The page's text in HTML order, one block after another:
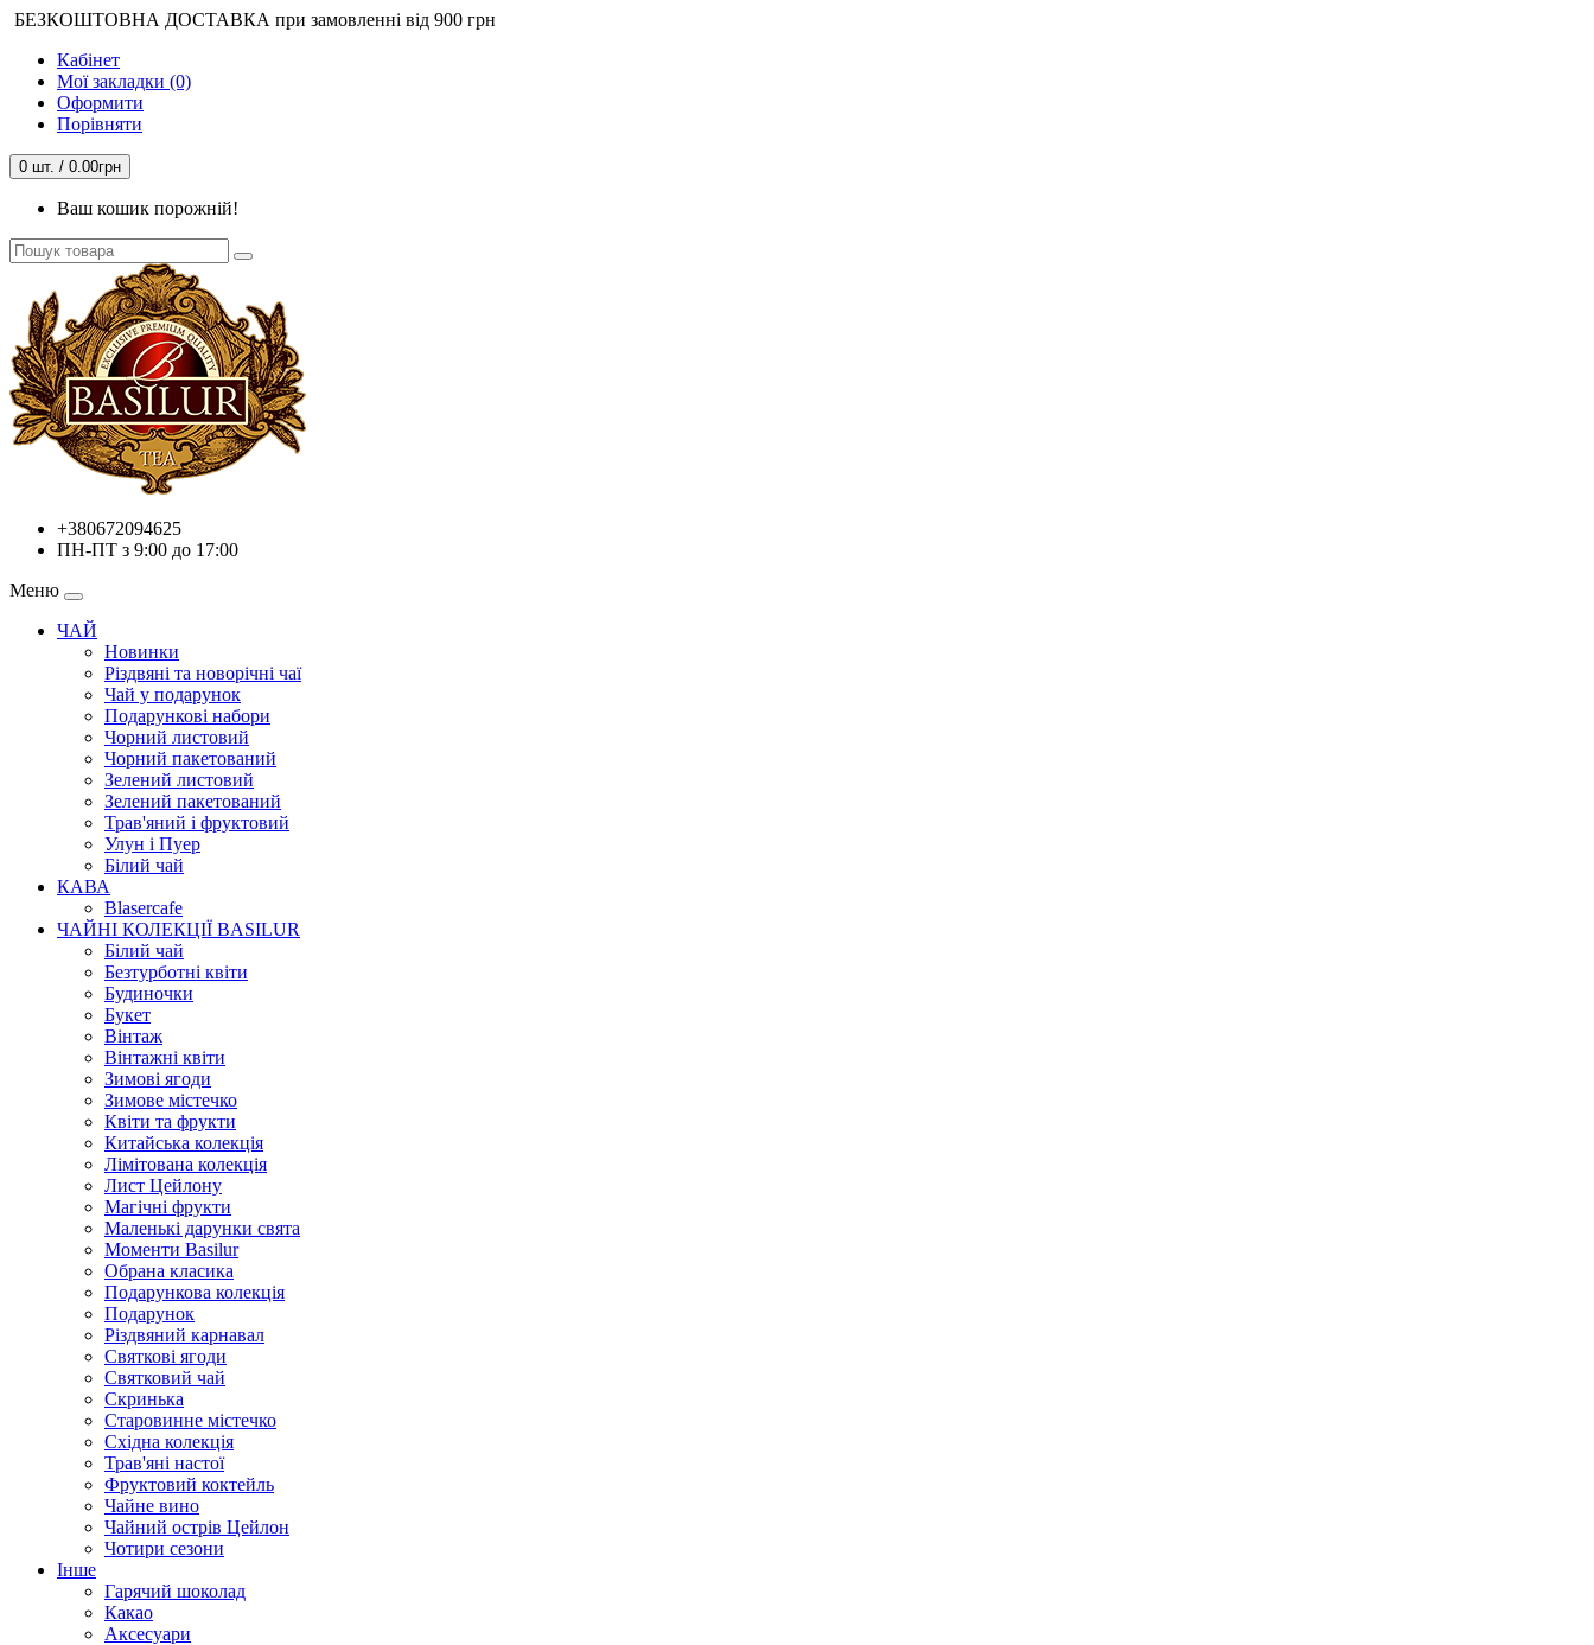
БЕЗКОШТОВНА ДОСТАВКА при замовленні від 900 грн
Кабінет
Мої закладки (0)
Оформити
Порівняти
0 шт. / 0.00грн
Ваш кошик порожній!
+380672094625
ПН-ПТ з 9:00 до 17:00
Меню
ЧАЙ
Новинки
Різдвяні та новорічні чаї
Чай у подарунок
Подарункові набори
Чорний листовий
Чорний пакетований
Зелений листовий
Зелений пакетований
Трав'яний і фруктовий
Улун і Пуер
Білий чай
КАВА
Blasercafe
ЧАЙНІ КОЛЕКЦІЇ BASILUR
Білий чай
Безтурботні квіти
Будиночки
Букет
Вінтаж
Вінтажні квіти
Зимові ягоди
Зимове містечко
Квіти та фрукти
Китайська колекція
Лімітована колекція
Лист Цейлону
Магічні фрукти
Маленькі дарунки свята
Моменти Basilur
Обрана класика
Подарункова колекція
Подарунок
Різдвяний карнавал
Святкові ягоди
Святковий чай
Скринька
Старовинне містечко
Східна колекція
Трав'яні настої
Фруктовий коктейль
Чайне вино
Чайний острів Цейлон
Чотири сезони
Інше
Гарячий шоколад
Какао
Аксесуари